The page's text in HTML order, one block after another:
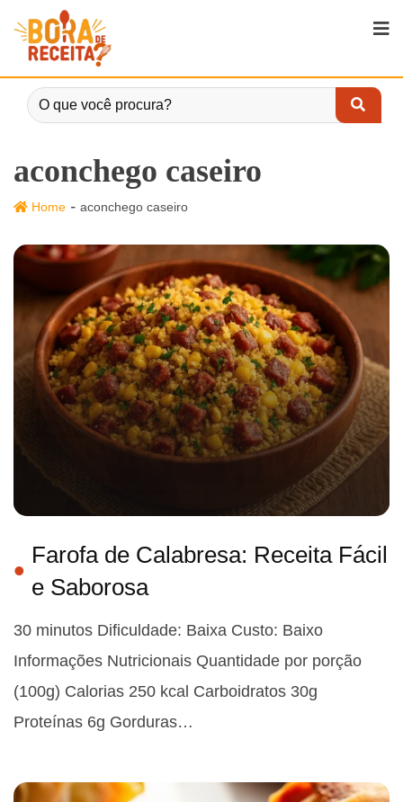
aconchego caseiro
Home - aconchego caseiro
Farofa de Calabresa: Receita Fácil
e Saborosa
30 minutos Dificuldade: Baixa Custo: Baixo
Informações Nutricionais Quantidade por porção
(100g) Calorias 250 kcal Carboidratos 30g
Proteínas 6g Gorduras…